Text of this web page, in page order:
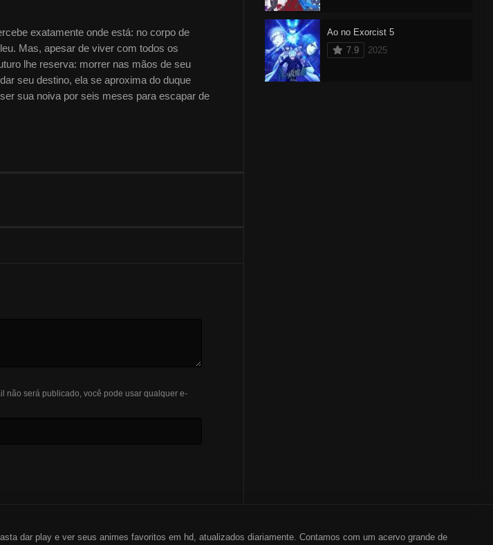
exatamente onde está: no corpo de
Mas, apesar de viver com todos os
lhe reserva: morrer nas mãos de seu
seu destino, ela se aproxima do duque
sua noiva por seis meses para escapar de
não será publicado, você pode usar qualquer e-
Ao no Exorcist 5
7.9
2025
dar play e ver seus animes favoritos em hd, atualizados diariamente. Contamos com um acervo grande de